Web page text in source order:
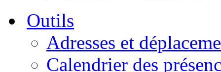
Outils
Adresses et
Calendrier des